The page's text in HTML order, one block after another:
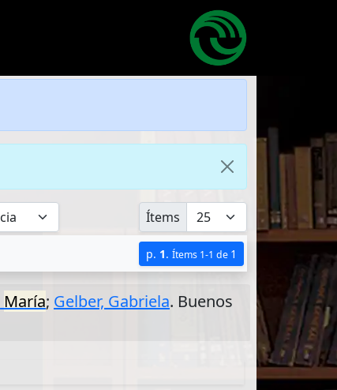
Ítems
p. 1. Ítems 1-1 de 1
María; Gelber, Gabriela. Buenos